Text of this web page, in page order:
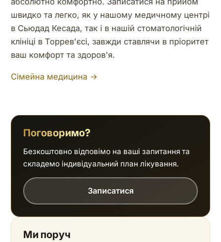
швидко та легко, як у нашому медичному центрі
в Сьюдад Кесада, так і в нашій стоматологічній
клініці в Торрев'єсі, завжди ставлячи в пріоритет
ваш комфорт та здоров'я.
Сімейна медицина →
Поговоримо?
Безкоштовно відповімо на ваші запитання та
складемо індивідуальний план лікування.
Записатися
Ми поруч